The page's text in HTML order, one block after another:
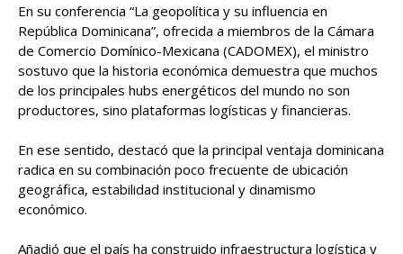
En su conferencia “La geopolítica y su influencia en
República Dominicana”, ofrecida a miembros de la Cámara
de Comercio Domínico-Mexicana (CADOMEX), el ministro
sostuvo que la historia económica demuestra que muchos
de los principales hubs energéticos del mundo no son
productores, sino plataformas logísticas y financieras.
En ese sentido, destacó que la principal ventaja dominicana
radica en su combinación poco frecuente de ubicación
geográfica, estabilidad institucional y dinamismo
económico.
Añadió que el país ha construido infraestructura logística y